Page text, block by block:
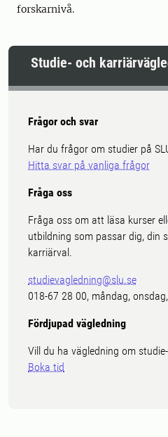
forskarnivå.
Studie- och
Frågor och svar
Har du frågor om studier på
Hitta svar på vanliga frågor
Fråga oss
Fråga oss om att läsa kurser
utbildning som passar dig, din
karriärval.
studievagledning@slu.se
018-67 28 00, måndag,
Fördjupad vägledning
Vill du ha vägledning om
Boka tid